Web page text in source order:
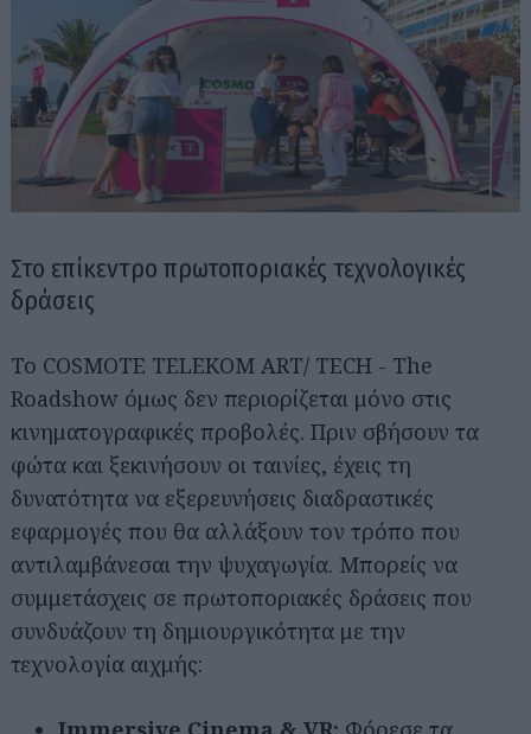
Στο επίκεντρο πρωτοποριακές τεχνολογικές
δράσεις
Το COSMOTE TELEKOM ART/ TECH - The
Roadshow όμως δεν περιορίζεται μόνο στις
κινηματογραφικές προβολές. Πριν σβήσουν τα
φώτα και ξεκινήσουν οι ταινίες, έχεις τη
δυνατότητα να εξερευνήσεις διαδραστικές
εφαρμογές που θα αλλάξουν τον τρόπο που
αντιλαμβάνεσαι την ψυχαγωγία. Μπορείς να
συμμετάσχεις σε πρωτοποριακές δράσεις που
συνδυάζουν τη δημιουργικότητα με την
τεχνολογία αιχμής: